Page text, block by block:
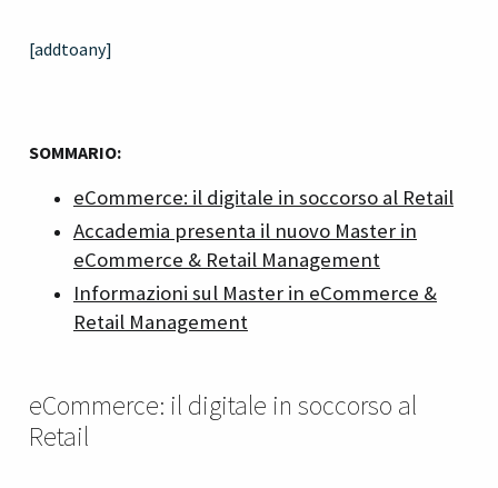
[addtoany]
SOMMARIO:
eCommerce: il digitale in soccorso al Retail
Accademia presenta il nuovo Master in
eCommerce & Retail Management
Informazioni sul Master in eCommerce &
Retail Management
eCommerce: il digitale in soccorso al
Retail